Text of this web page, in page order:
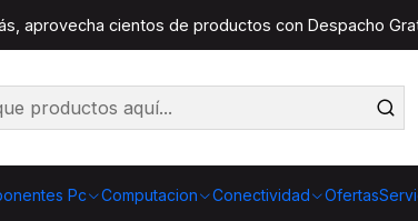
Pc Computacion Conectividad Ofertas
aprovecha cientos de productos con Despacho
Inicio Empresas y Hogar
nueva categoría Empresas y Hogar.